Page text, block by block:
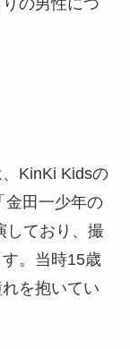
の男性につ
KinKi Kidsの
金田一少年の
しており、撮
。当時15歳
を抱いてい